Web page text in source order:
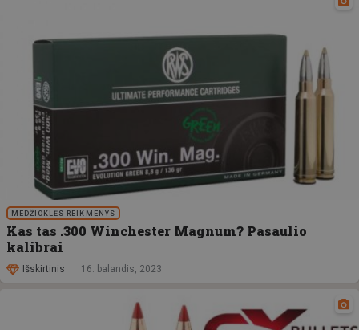
MEDŽIOKLĖS REIKMENYS
Kas tas .300 Winchester Magnum? Pasaulio
kalibrai
Išskirtinis 16. balandis, 2023